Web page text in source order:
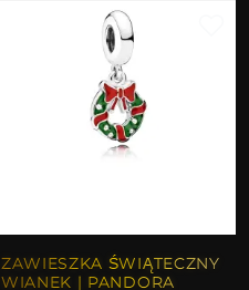
ZAWIESZKA ŚWIĄTECZNY
WIANEK | PANDORA